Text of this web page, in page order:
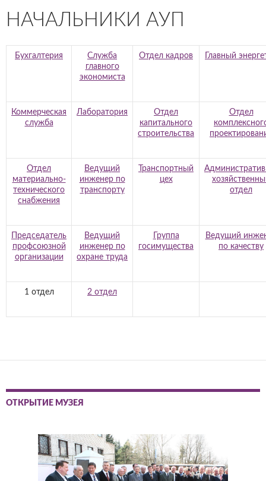
НАЧАЛЬНИКИ АУП
Бухгалтерия
Служба
главного
экономиста
Отдел кадров Главный
Коммерческая
служба
Лаборатория
Отдел
капитального
строительства
Отдел
Отдел
материально-
технического
снабжения
Ведущий
инженер по
транспорту
Транспортный
цех
отдел
Председатель
профсоюзной
организации
Ведущий
инженер по
охране труда
Группа
госимущества
Ведущий
по качеству
1 отдел 2 отдел
ОТКРЫТИЕ МУЗЕЯ